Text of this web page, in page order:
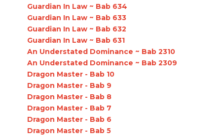
Guardian In Law ~ Bab 634
Guardian In Law ~ Bab 633
Guardian In Law ~ Bab 632
Guardian In Law ~ Bab 631
An Understated Dominance ~ Bab 2310
An Understated Dominance ~ Bab 2309
Dragon Master - Bab 10
Dragon Master - Bab 9
Dragon Master - Bab 8
Dragon Master - Bab 7
Dragon Master - Bab 6
Dragon Master - Bab 5